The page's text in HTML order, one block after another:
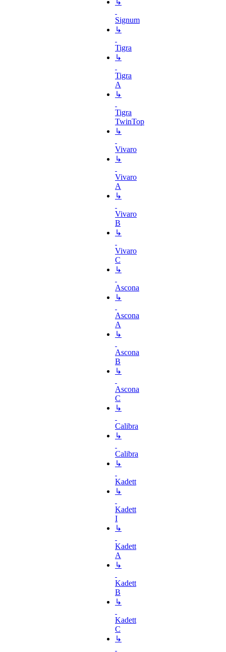
↳
Signum
↳
Tigra
↳
Tigra
A
↳
Tigra
TwinTop
↳
Vivaro
↳
Vivaro
A
↳
Vivaro
B
↳
Vivaro
C
↳
Ascona
↳
Ascona
A
↳
Ascona
B
↳
Ascona
C
↳
Calibra
↳
Calibra
↳
Kadett
↳
Kadett
I
↳
Kadett
A
↳
Kadett
B
↳
Kadett
C
↳